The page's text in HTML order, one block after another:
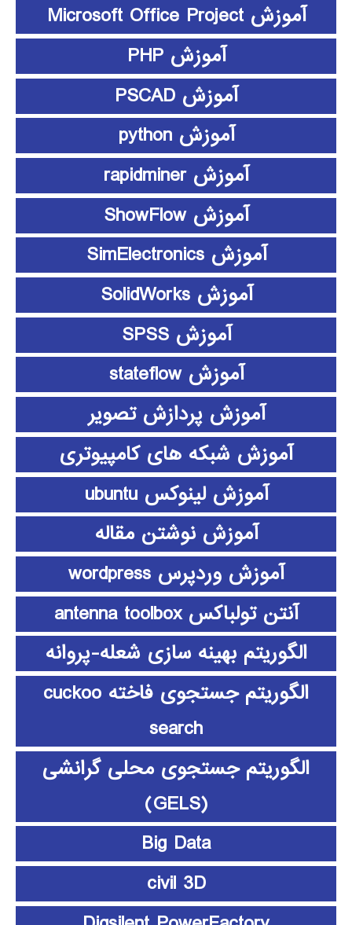
آموزش Microsoft Office Project
آموزش PHP
آموزش PSCAD
آموزش python
آموزش rapidminer
آموزش ShowFlow
آموزش SimElectronics
آموزش SolidWorks
آموزش SPSS
آموزش stateflow
آموزش پردازش تصویر
آموزش شبکه های کامپیوتری
آموزش لینوکس ubuntu
آموزش نوشتن مقاله
آموزش وردپرس wordpress
آنتن تولباکس antenna toolbox
الگوریتم بهینه سازی شعله-پروانه
الگوریتم جستجوی فاخته cuckoo
search
الگوریتم جستجوی محلی گرانشی
(GELS)
Big Data
civil 3D